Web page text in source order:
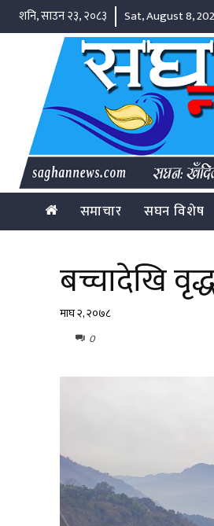
शनि, साउन २३, २०८३ Sat, August 8,
समाचार सघन विशेष
बच्चादेखि
माघ २, २०७८
0